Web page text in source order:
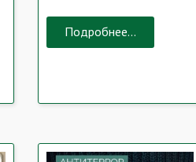
Подробнее...